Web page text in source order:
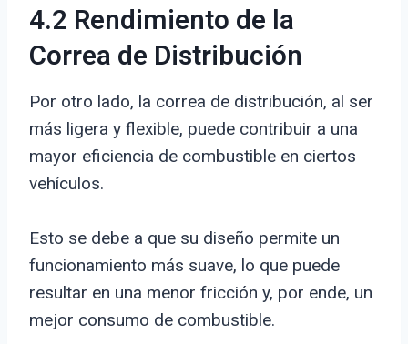
4.2 Rendimiento de la
Correa de Distribución
Por otro lado, la correa de distribución, al ser
más ligera y flexible, puede contribuir a una
mayor eficiencia de combustible en ciertos
vehículos.
Esto se debe a que su diseño permite un
funcionamiento más suave, lo que puede
resultar en una menor fricción y, por ende, un
mejor consumo de combustible.